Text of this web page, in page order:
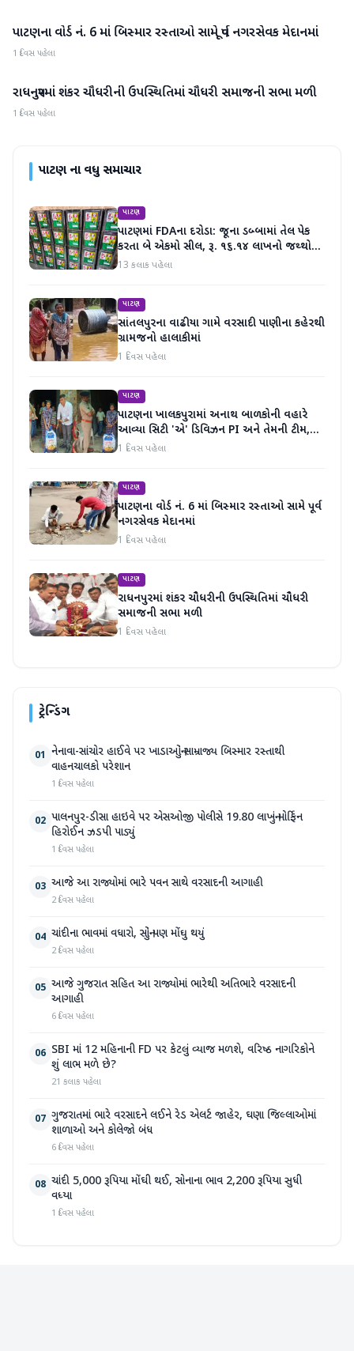
પાટણ
પાટણના વોર્ડ નં. 6 માં બિસ્માર રસ્તાઓ સામે પૂર્વ નગરસેવક મેદાનમાં
1 દિવસ પહેલા
પાટણ
રાધનપુરમાં શંકર ચૌધરીની ઉપસ્થિતિમાં ચૌધરી સમાજની સભા મળી
1 દિવસ પહેલા
પાટણના વધુ સમાચાર
પાટણ
પાટણમાં FDAના દરોડા: જૂના ડબ્બામાં તેલ પેક
કરતા બે એકમો સીલ, રૂ. ૧૬.૧૪ લાખનો જથ્થો
જપ્ત
13 કલાક પહેલા
પાટણ
સાંતલપુરના વાઢીયા ગામે વરસાદી પાણીના કહેરથી
ગ્રામજનો હાલાકીમાં
1 દિવસ પહેલા
પાટણ
પાટણના ખાલકપુરામાં અનાથ બાળકોની વહારે
આવ્યા સિટી 'એ' ડિવિઝન PI અને તેમની ટીમ,
માનવતા મહેકી
1 દિવસ પહેલા
પાટણ
પાટણના વોર્ડ નં. 6 માં બિસ્માર રસ્તાઓ સામે પૂર્વ
નગરસેવક મેદાનમાં
1 દિવસ પહેલા
પાટણ
રાધનપુરમાં શંકર ચૌધરીની ઉપસ્થિતિમાં ચૌધરી
સમાજની સભા મળી
1 દિવસ પહેલા
ટ્રેન્ડિંગ
01 નેનાવા-સાંચોર હાઈવે પર ખાડાઓનું સામ્રાજ્ય બિસ્માર રસ્તાથી
વાહનચાલકો પરેશાન
1 દિવસ પહેલા
02 પાલનપુર-ડીસા હાઇવે પર એસઓજી પોલીસે 19.80 લાખનું મોર્ફિન
હિરોઈન ઝડપી પાડ્યું
1 દિવસ પહેલા
03 આજે આ રાજ્યોમાં ભારે પવન સાથે વરસાદની આગાહી
2 દિવસ પહેલા
04 ચાંદીના ભાવમાં વધારો, સોનું પણ મોંઘુ થયું
2 દિવસ પહેલા
05 આજે ગુજરાત સહિત આ રાજ્યોમાં ભારેથી અતિભારે વરસાદની
આગાહી
6 દિવસ પહેલા
06 SBI માં 12 મહિનાની FD પર કેટલું વ્યાજ મળશે, વરિષ્ઠ નાગરિકોને
શું લાભ મળે છે?
21 કલાક પહેલા
07 ગુજરાતમાં ભારે વરસાદને લઈને રેડ એલર્ટ જાહેર, ઘણા જિલ્લાઓમાં
શાળાઓ અને કોલેજો બંધ
6 દિવસ પહેલા
08 ચાંદી 5,000 રૂપિયા મોંઘી થઈ, સોનાના ભાવ 2,200 રૂપિયા સુધી
વધ્યા
1 દિવસ પહેલા